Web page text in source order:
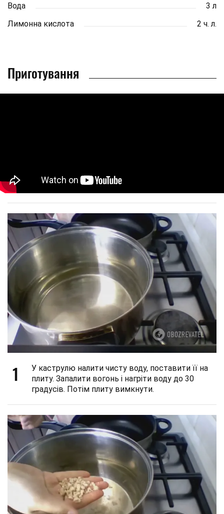
Вода
3 л
Лимонна кислота
2 ч. л.
Приготування
1
У каструлю налити чисту воду, поставити її на
плиту. Запалити вогонь і нагріти воду до 30
градусів. Потім плиту вимкнути.